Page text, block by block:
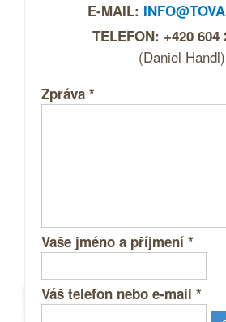
E-MAIL:
TELEFON: +420 604
(Daniel Handl)
Zpráva *
Vaše jméno a příjmení *
Váš telefon nebo e-mail *